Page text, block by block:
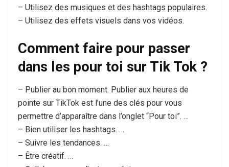
– Utilisez des musiques et des hashtags populaires.
– Utilisez des effets visuels dans vos vidéos.
Comment faire pour passer
dans les pour toi sur Tik Tok ?
– Publier au bon moment. Publier aux heures de
pointe sur TikTok est l’une des clés pour vous
permettre d’apparaître dans l’onglet “Pour toi”. …
– Bien utiliser les hashtags. …
– Suivre les tendances. …
– Être créatif. …